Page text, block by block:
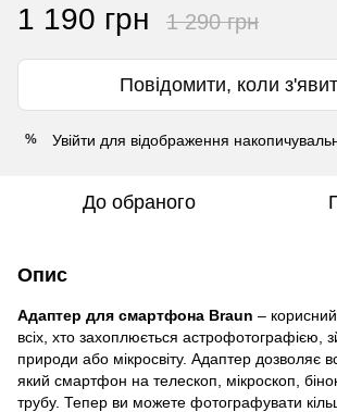
1 190 грн 1 290 грн
Повідомити, коли
% Увійти для відображення
До обраного
Опис
Адаптер для смартфона Braun –
всіх, хто захоплюється астрофотографією,
природи або мікросвіту. Адаптер дозволяє
який смартфон на телескоп, мікроскоп,
трубу. Тепер ви можете фотографувати